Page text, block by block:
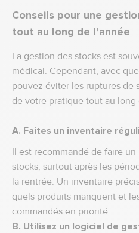
Conseils pour une
tout au long de l’année
La gestion des stocks est
médical. Cependant, avec
pouvez éviter les ruptures de
de votre pratique tout au long
A. Faites un inventaire
Il est recommandé de faire
stocks, surtout après les
la rentrée. Un inventaire
quels produits manquent et
commandés en priorité.
B. Utilisez un logiciel de